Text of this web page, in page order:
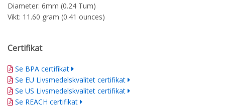
Diameter: 6mm (0.24 Tum)
Vikt: 11.60 gram (0.41 ounces)
Certifikat
Se BPA certifikat
Se EU Livsmedelskvalitet certifikat
Se US Livsmedelskvalitet certifikat
Se REACH certifikat